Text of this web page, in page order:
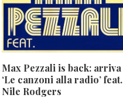
Max Pezzali is back: arriva
‘Le canzoni alla radio’ feat.
Nile Rodgers